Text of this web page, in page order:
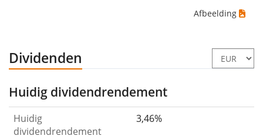
Afbeelding
Dividenden
Huidig dividendrendement
Huidig
dividendrendement
3,46%